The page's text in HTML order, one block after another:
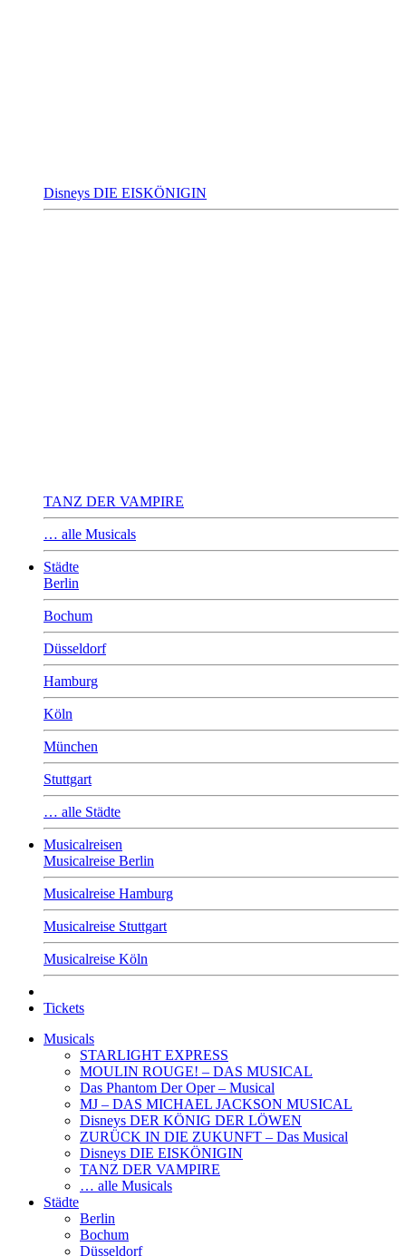
Disneys DIE EISKÖNIGIN
TANZ DER VAMPIRE
… alle Musicals
Städte
Berlin
Bochum
Düsseldorf
Hamburg
Köln
München
Stuttgart
… alle Städte
Musicalreisen
Musicalreise Berlin
Musicalreise Hamburg
Musicalreise Stuttgart
Musicalreise Köln
Tickets
Musicals
STARLIGHT EXPRESS
MOULIN ROUGE! – DAS MUSICAL
Das Phantom Der Oper – Musical
MJ – DAS MICHAEL JACKSON MUSICAL
Disneys DER KÖNIG DER LÖWEN
ZURÜCK IN DIE ZUKUNFT – Das Musical
Disneys DIE EISKÖNIGIN
TANZ DER VAMPIRE
… alle Musicals
Städte
Berlin
Bochum
Düsseldorf